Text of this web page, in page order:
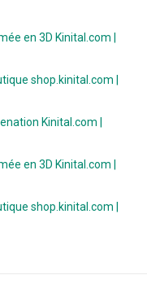
en 3D Kinital.com |
shop.kinital.com |
Kinital.com |
en 3D Kinital.com |
shop.kinital.com |